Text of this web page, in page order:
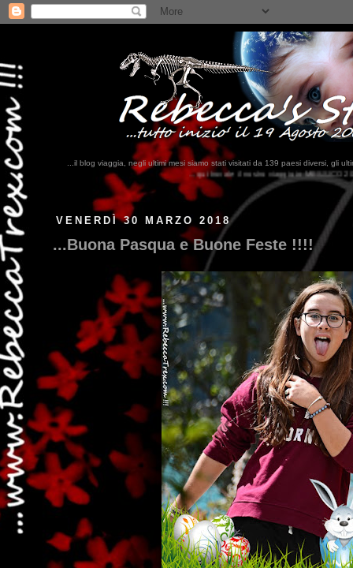
...il blog viaggia, negli ultimi mesi siamo stati visitati da 139 paesi diversi, gli
il nostro viaggio in MESSICO 2023...
clikka qui !!!
VENERDÌ 30 MARZO 2018
...Buona Pasqua e Buone Feste !!!!